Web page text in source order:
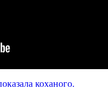
коханого.